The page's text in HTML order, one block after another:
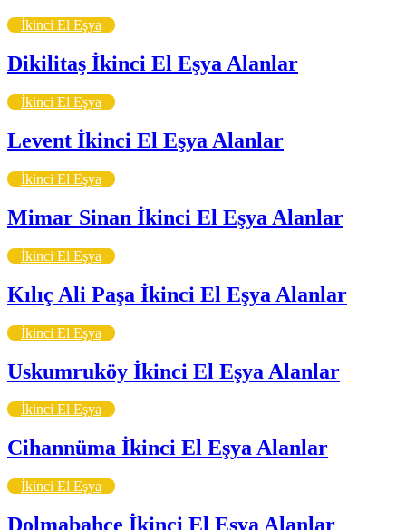
İkinci El Eşya
Dikilitaş İkinci El Eşya Alanlar
İkinci El Eşya
Levent İkinci El Eşya Alanlar
İkinci El Eşya
Mimar Sinan İkinci El Eşya Alanlar
İkinci El Eşya
Kılıç Ali Paşa İkinci El Eşya Alanlar
İkinci El Eşya
Uskumruköy İkinci El Eşya Alanlar
İkinci El Eşya
Cihannüma İkinci El Eşya Alanlar
İkinci El Eşya
Dolmabahçe İkinci El Eşya Alanlar